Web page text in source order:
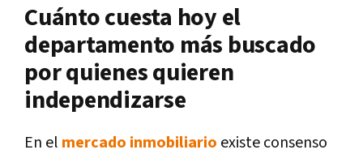
Cuánto cuesta hoy el
departamento más buscado
por quienes quieren
independizarse
En el mercado inmobiliario existe consenso